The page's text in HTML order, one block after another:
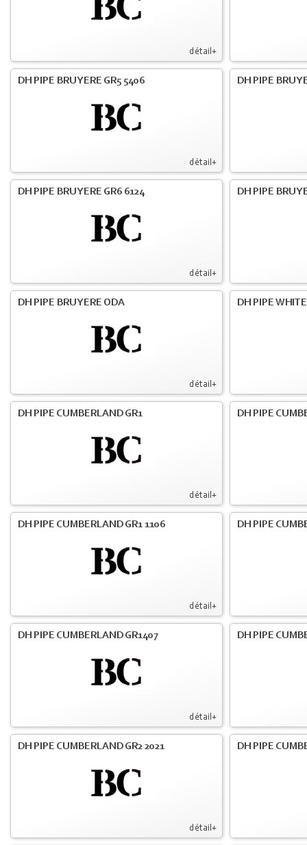
détail+
détail+
DH PIPE BRUYERE GR5 5406 DH PIPE
détail+
DH PIPE BRUYERE GR6 6124 DH PIPE
détail+
DH PIPE BRUYERE ODA DH PIPE
détail+
DH PIPE CUMBERLAND GR1 DH PIPE
détail+
DH PIPE CUMBERLAND GR1 1106 DH PIPE
détail+
DH PIPE CUMBERLAND GR1407 DH PIPE
détail+
DH PIPE CUMBERLAND GR2 2021 DH PIPE